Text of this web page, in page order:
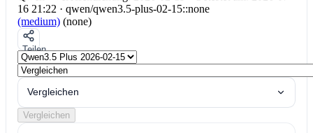
16 21:22 · qwen/qwen3.5-plus-02-15::none
(medium) (none)
Teilen
Vergleichen
Vergleichen